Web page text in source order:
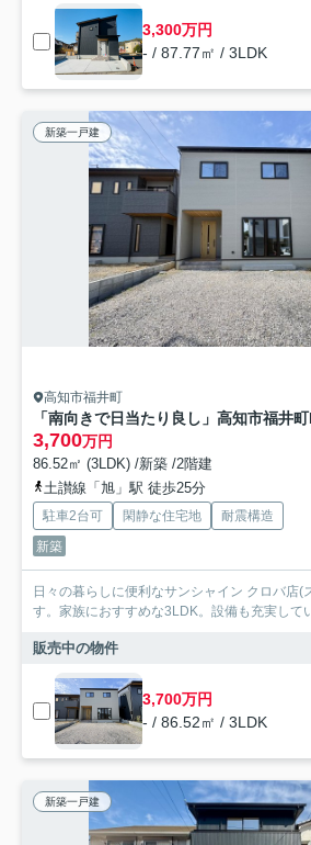
3,300万円
- / 87.77㎡ / 3LDK
新築一戸建
高知市福井町
3,700万円
86.52㎡ (3LDK) /新築 /2階建
土讃線「旭」駅 徒歩25分
駐車2台可 閑静な住宅地
耐震構造
新築
日々の暮らしに便利なサンシャイン クロバ店(
す。家族におすすめな3LDK。設備も充実して
販売中の物件
3,700万円
- / 86.52㎡ / 3LDK
新築一戸建